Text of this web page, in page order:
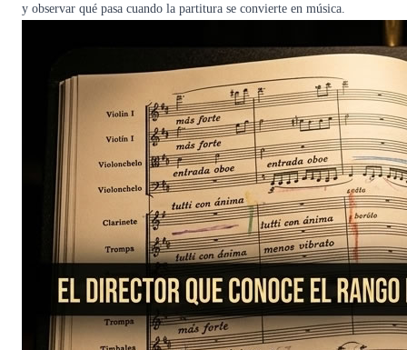
y observar qué pasa cuando la partitura se convierte en música.